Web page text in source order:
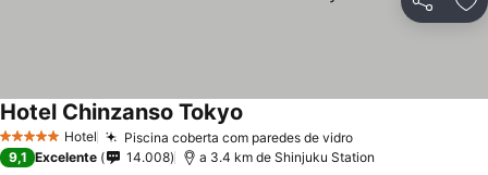
Partilhar
5 Estrelas Hotel Piscina coberta com paredes de vidroVer preços
Hotel Chinzanso Tokyo
9,1 Excelente 14.008 a 3.4 km de Shinjuku Station